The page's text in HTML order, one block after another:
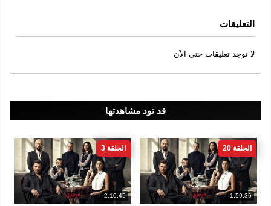
التعليقات
لا توجد تعليقات حتي الآن
قد تود مشاهدتها
1:59:36
الحلقة 20
2:10:45
الحلقة 3